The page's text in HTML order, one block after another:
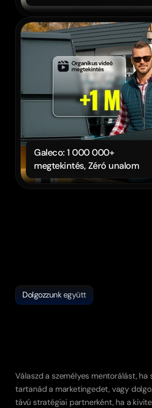
Galeco: 1 000 000+
megtekintés, Zéró unalom
Dolgozzunk együtt
felépítésében.
Válaszd a személyes mentorálást, ha
tartanád a marketingedet, vagy
távú stratégiai partnerként, ha a